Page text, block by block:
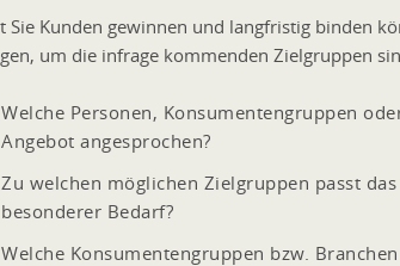
Sie Kunden gewinnen und langfristig binden
um die infrage kommenden Zielgruppen
Welche Personen, Konsumentengruppen
Angebot angesprochen?
Zu welchen möglichen Zielgruppen passt
besonderer Bedarf?
Welche Konsumentengruppen bzw.